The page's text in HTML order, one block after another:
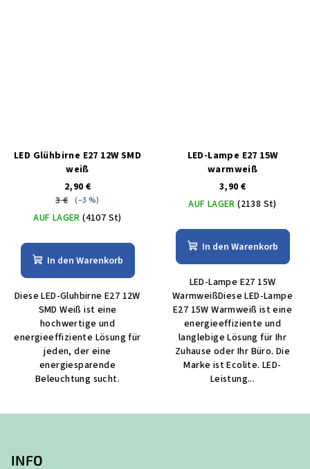
LED Glühbirne E27 12W SMD
weiß
2,90 €
3 € (–3 %)
AUF LAGER(4107 St)
In den Warenkorb
Diese LED-Gluhbirne E27 12W
SMD Weiß ist eine
hochwertige und
energieeffiziente Lösung für
jeden, der eine
energiesparende
Beleuchtung sucht.
LED-Lampe E27 15W
warmweiß
3,90 €
AUF LAGER(2138 St)
In den Warenkorb
LED-Lampe E27 15W
WarmweißDiese LED-Lampe
E27 15W Warmweiß ist eine
energieeffiziente und
langlebige Lösung für Ihr
Zuhause oder Ihr Büro. Die
Marke ist Ecolite. LED-
Leistung...
INFO